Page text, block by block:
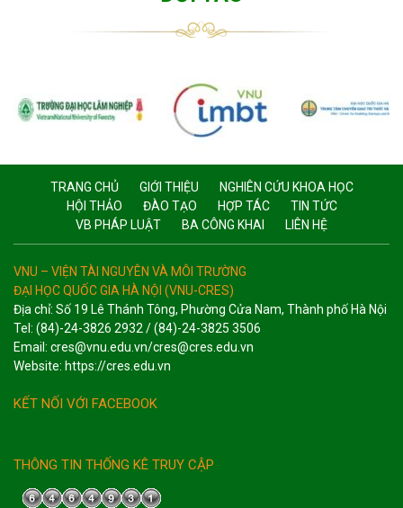
TRANG CHỦ GIỚI THIỆU
NGHIÊN CỨU KHOA HỌC
HỘI THẢO
ĐÀO TẠO HỢP TÁC
TIN TỨC
VB PHÁP LUẬT
BA CÔNG KHAI LIÊN HỆ
VNU – VIỆN TÀI NGUYÊN VÀ MÔI TRƯỜNG
ĐẠI HỌC QUỐC GIA HÀ NỘI (VNU-CRES)
Địa chỉ: Số 19 Lê Thánh Tông, Phường Cửa Nam, Thành phố Hà Nội
Tel: (84)-24-3826 2932 / (84)-24-3825 3506
Email: cres@vnu.edu.vn/cres@cres.edu.vn
Website: https://cres.edu.vn
KẾT NỐI VỚI FACEBOOK
THÔNG TIN THỐNG KÊ TRUY CẬP